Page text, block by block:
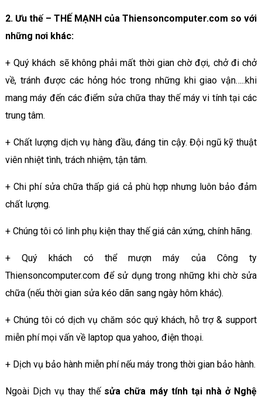
2. Ưu thế – THẾ MẠNH của Thiensoncomputer.com so với
những nơi khác:
+ Quý khách sẽ không phải mất thời gian chờ đợi, chở đi chở
về, tránh được các hỏng hóc trong những khi giao vận…..khi
mang máy đến các điểm sửa chữa thay thế máy vi tính tại các
trung tâm.
+ Chất lượng dịch vụ hàng đầu, đáng tin cậy. Đội ngũ kỹ thuật
viên nhiệt tình, trách nhiệm, tận tâm.
+ Chi phí sửa chữa thấp giá cả phù hợp nhưng luôn bảo đảm
chất lượng.
+ Chúng tôi có linh phụ kiện thay thế giá cân xứng, chính hãng.
+ Quý khách có thể mượn máy của Công ty
Thiensoncomputer.com để sử dụng trong những khi chờ sửa
chữa (nếu thời gian sửa kéo dãn sang ngày hôm khác).
+ Chúng tôi có dịch vụ chăm sóc quý khách, hỗ trợ & support
miễn phí mọi vấn về laptop qua yahoo, điện thoại.
+ Dịch vụ bảo hành miễn phí nếu máy trong thời gian bảo hành.
Ngoài Dịch vụ thay thế sửa chữa máy tính tại nhà ở Nghệ